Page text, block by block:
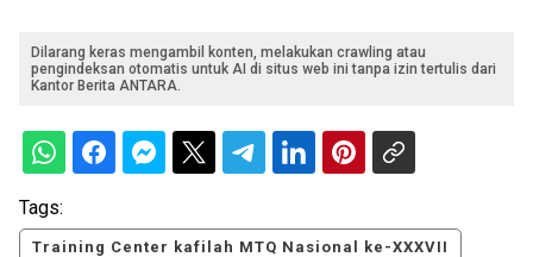
Dilarang keras mengambil konten, melakukan crawling atau
pengindeksan otomatis untuk AI di situs web ini tanpa izin tertulis dari
Kantor Berita ANTARA.
Tags:
Training Center kafilah MTQ Nasional ke-XXXVII